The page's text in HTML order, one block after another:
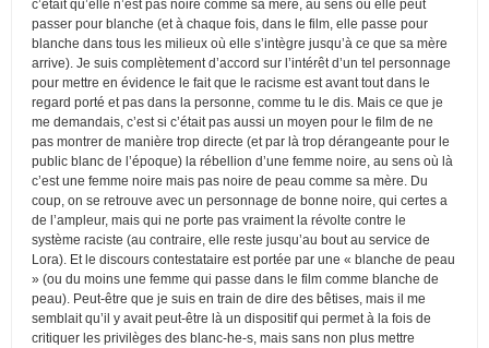
c’était qu’elle n’est pas noire comme sa mère, au sens où elle peut
passer pour blanche (et à chaque fois, dans le film, elle passe pour
blanche dans tous les milieux où elle s’intègre jusqu’à ce que sa mère
arrive). Je suis complètement d’accord sur l’intérêt d’un tel personnage
pour mettre en évidence le fait que le racisme est avant tout dans le
regard porté et pas dans la personne, comme tu le dis. Mais ce que je
me demandais, c’est si c’était pas aussi un moyen pour le film de ne
pas montrer de manière trop directe (et par là trop dérangeante pour le
public blanc de l’époque) la rébellion d’une femme noire, au sens où là
c’est une femme noire mais pas noire de peau comme sa mère. Du
coup, on se retrouve avec un personnage de bonne noire, qui certes a
de l’ampleur, mais qui ne porte pas vraiment la révolte contre le
système raciste (au contraire, elle reste jusqu’au bout au service de
Lora). Et le discours contestataire est portée par une « blanche de peau
» (ou du moins une femme qui passe dans le film comme blanche de
peau). Peut-être que je suis en train de dire des bêtises, mais il me
semblait qu’il y avait peut-être là un dispositif qui permet à la fois de
critiquer les privilèges des blanc-he-s, mais sans non plus mettre